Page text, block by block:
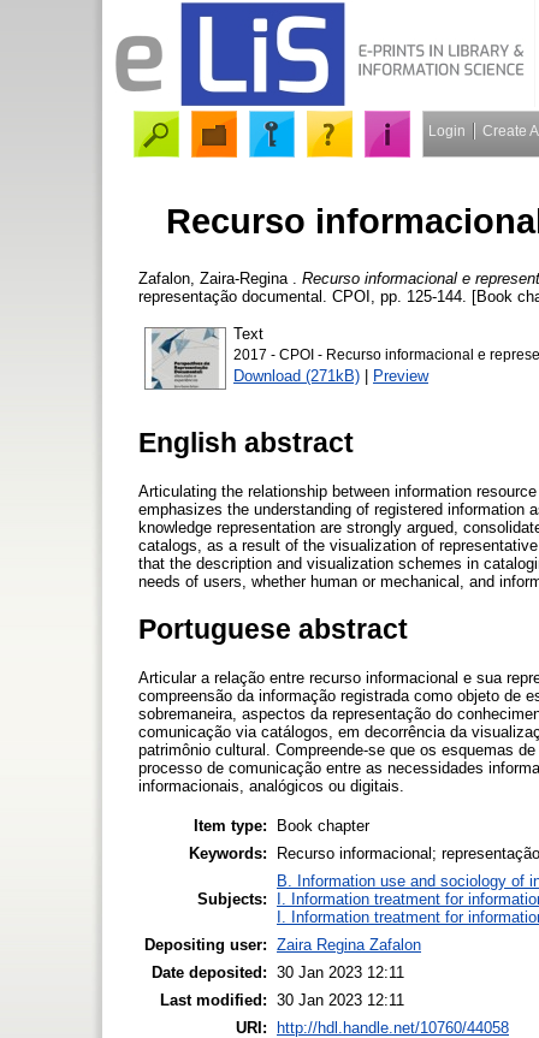
Login Create
Recurso
Zafalon, Zaira-Regina
Recurso informacional e
representação documental. CPOI, pp. 125-144. [Book
Text
2017 - CPOI - Recurso informacional e
Download (271kB) | Preview
English abstract
Articulating the relationship between information
emphasizes the understanding of registered
knowledge representation are strongly argued,
catalogs, as a result of the visualization of
that the description and visualization schemes in
needs of users, whether human or mechanical, and
Portuguese abstract
Articular a relação entre recurso informacional e sua
compreensão da informação registrada como objeto de
sobremaneira, aspectos da representação do
comunicação via catálogos, em decorrência da
patrimônio cultural. Compreende-se que os esquemas
processo de comunicação entre as necessidades
informacionais, analógicos ou digitais.
Item type:
Book chapter
Keywords:
Recurso informacional;
Subjects:
B. Information use and sociology of
I. Information treatment for
I. Information treatment for
Depositing user: Zaira Regina Zafalon
Date deposited: 30 Jan 2023 12:11
Last modified: 30 Jan 2023 12:11
URI:
http://hdl.handle.net/10760/44058